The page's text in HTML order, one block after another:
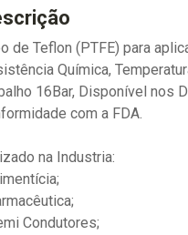
de Teflon (PTFE) para
Química,
16Bar, Disponível nos
com a FDA.
na Industria:
Condutores;